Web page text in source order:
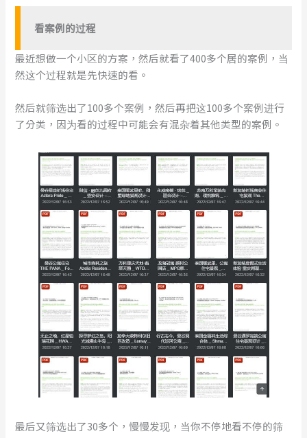
看案例的过程
最近想做一个小区的方案，然后就看了400多个居的案例，当
然这个过程就是先快速的看。
然后就筛选出了100多个案例，然后再把这100多个案例进行
了分类，因为看的过程中可能会有混杂着其他类型的案例。
最后又筛选出了30多个，慢慢发现，当你不停地看不停的筛